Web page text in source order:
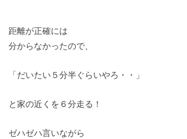
距離が正確には
分からなかったので、
「だいたい５分半ぐらいやろ・・」
と家の近くを６分走る！
ゼハゼハ言いながら